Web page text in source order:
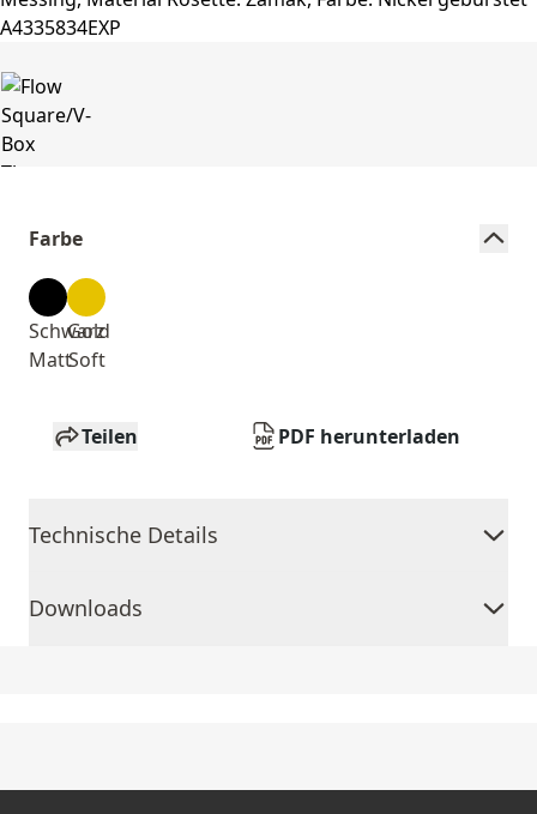
Farbe
Schwarz
Matt
Gold
Soft
Teilen PDF herunterladen
Technische Details
Downloads